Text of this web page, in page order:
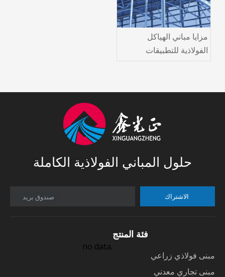
مزايا مباني الهياكل
الفولاذية للتطبيقات
حلول المباني الفولاذية الكاملة
صندوق بريد
no data.
فئة المنتج
مبنى فولاذي زراعي
مبنى تجاري معدني